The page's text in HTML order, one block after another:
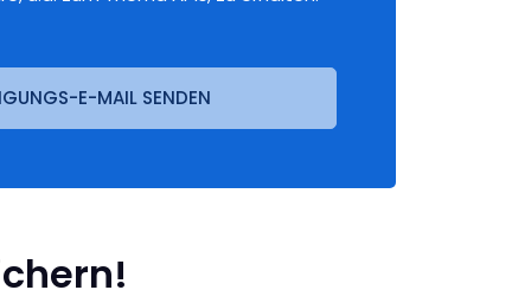
E-MAIL SENDEN